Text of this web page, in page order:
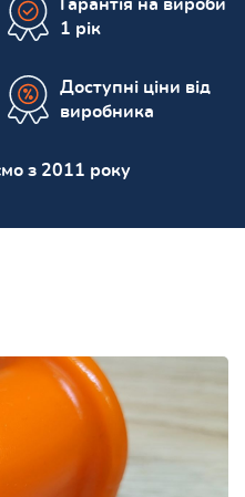
Гарантія на вироби
1 рік
Доступні ціни від
виробника
з 2011 року